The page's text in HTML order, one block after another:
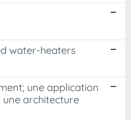
water-heaters
une application
architecture